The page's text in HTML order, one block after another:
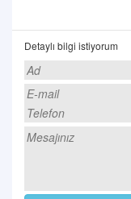
Detaylı bilgi istiyorum